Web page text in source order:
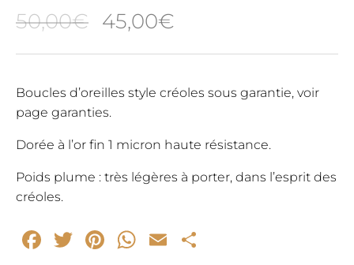
50,00€ Le
prix
initial
était :
50,00€.
45,00€
prix
actuel
45,00€.
Boucles d’oreilles style créoles sous garantie, voir
page garanties.
Dorée à l’or fin 1 micron haute résistance.
Poids plume : très légères à porter, dans l’esprit des
créoles.
Facebook
Twitter
Pinterest
WhatsApp
Email